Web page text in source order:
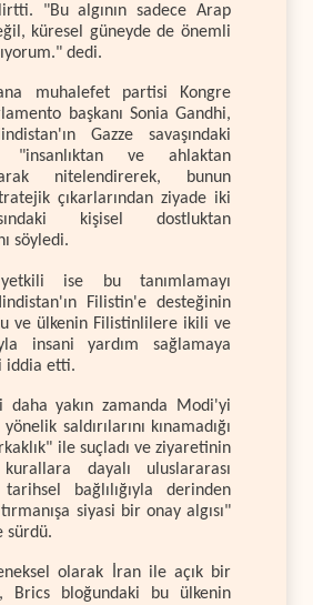
"Bu algının sadece Arap
küresel güneyde de önemli
dedi.
muhalefet partisi Kongre
başkanı Sonia Gandhi,
Gazze savaşındaki
"insanlıktan ve ahlaktan
nitelendirerek, bunun
çıkarlarından ziyade iki
kişisel dostluktan
söyledi.
ise bu tanımlamayı
Filistin'e desteğinin
ve ülkenin Filistinlilere ikili ve
insani yardım sağlamaya
iddia etti.
daha yakın zamanda Modi'yi
saldırılarını kınamadığı
ile suçladı ve ziyaretinin
kurallara dayalı uluslararası
bağlılığıyla derinden
siyasi bir onay algısı"
sürdü.
olarak İran ile açık bir
Brics bloğundaki bu ülkenin